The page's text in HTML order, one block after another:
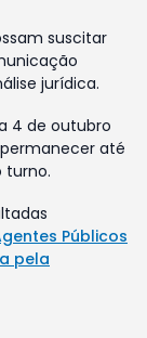
suscitar
jurídica.
4 de outubro
até
turno.
Públicos
pela